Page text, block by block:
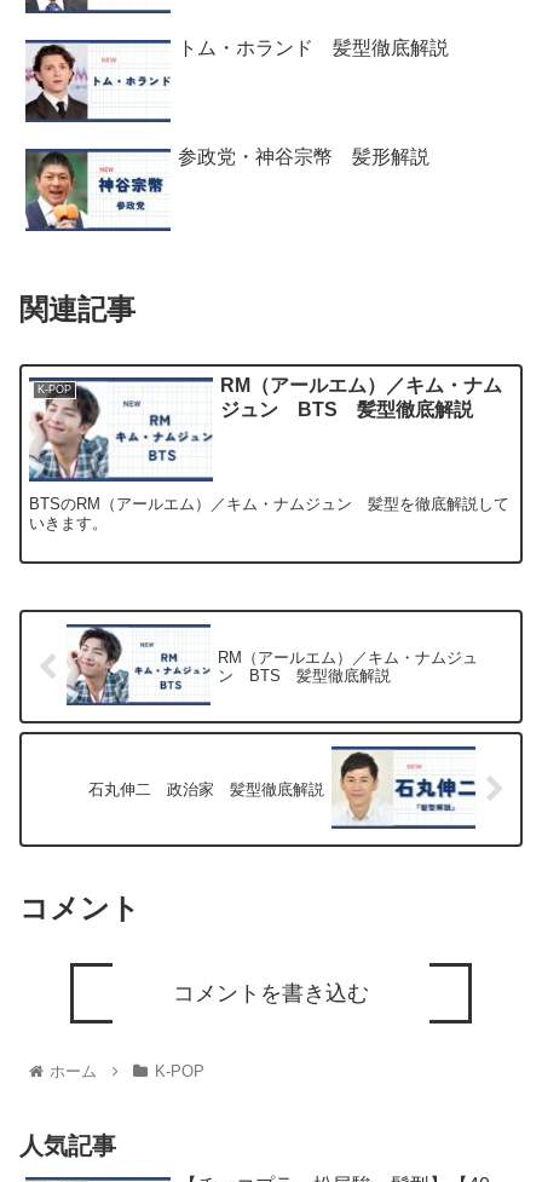
トム・ホランド 髪型徹底解説
参政党・神谷宗幣 髪形解説
関連記事
K-POP
RM（アールエム）／キム・ナム
ジュン BTS 髪型徹底解説
BTSのRM（アールエム）／キム・ナムジュン 髪型を徹底解説して
いきます。
RM（アールエム）／キム・ナムジュ
ン BTS 髪型徹底解説
石丸伸二 政治家 髪型徹底解説
コメント
コメントを書き込む
ホーム K-POP
人気記事